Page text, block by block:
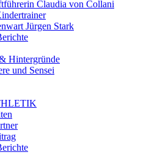
Claudia von Collani
Jürgen Stark
Hintergründe
und Sensei